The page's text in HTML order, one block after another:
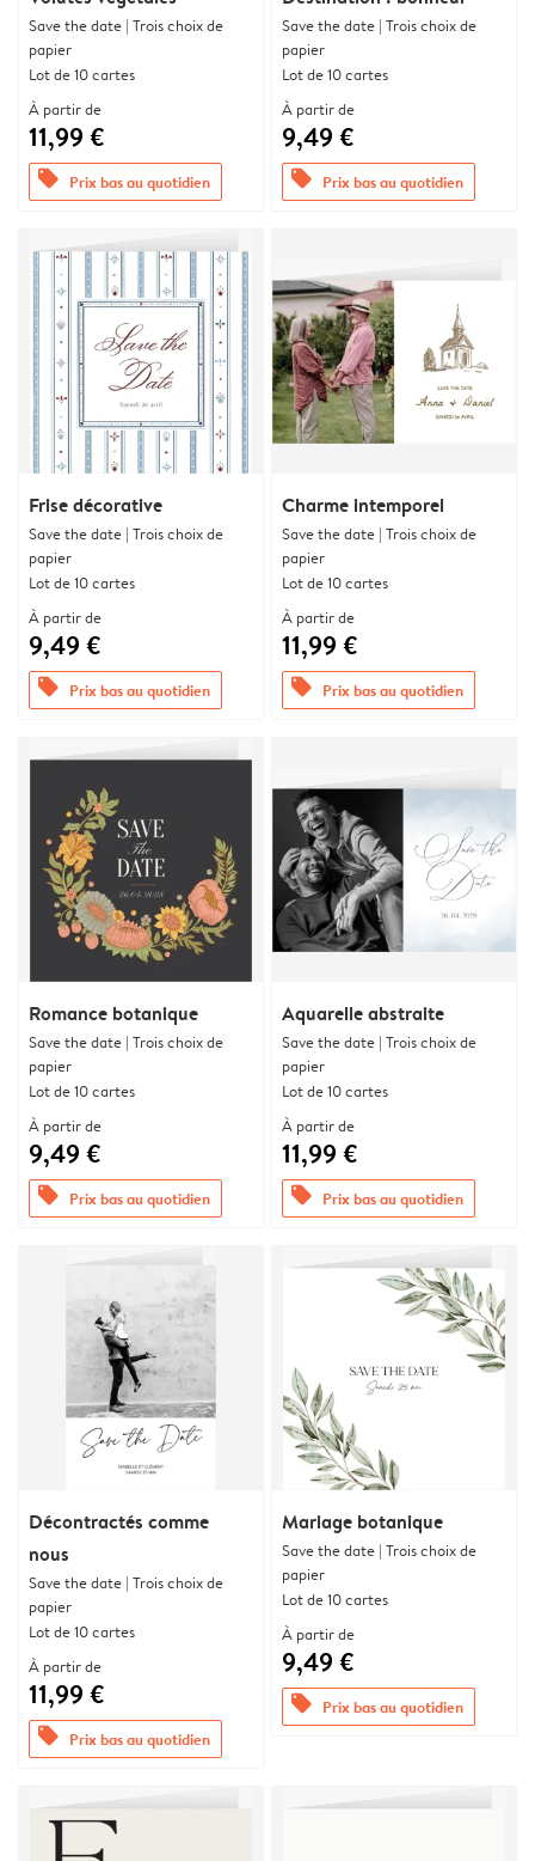
Save the date | Trois choix de
papier
Lot de 10 cartes
À partir de
11,99 €
offers Prix bas au quotidien
Save the date | Trois choix de
papier
Lot de 10 cartes
À partir de
9,49 €
offers Prix bas au quotidien
Frise décorative
Save the date | Trois choix de
papier
Lot de 10 cartes
À partir de
9,49 €
offers Prix bas au quotidien
Charme intemporel
Save the date | Trois choix de
papier
Lot de 10 cartes
À partir de
11,99 €
offers Prix bas au quotidien
Romance botanique
Save the date | Trois choix de
papier
Lot de 10 cartes
À partir de
9,49 €
offers Prix bas au quotidien
Aquarelle abstraite
Save the date | Trois choix de
papier
Lot de 10 cartes
À partir de
11,99 €
offers Prix bas au quotidien
Décontractés comme
nous
Save the date | Trois choix de
papier
Lot de 10 cartes
À partir de
11,99 €
offers Prix bas au quotidien
Mariage botanique
Save the date | Trois choix de
papier
Lot de 10 cartes
À partir de
9,49 €
offers Prix bas au quotidien